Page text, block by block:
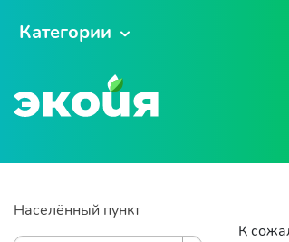
Категории
Населённый пункт
К